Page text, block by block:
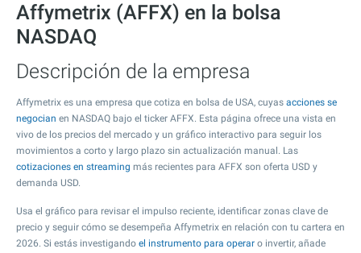
Affymetrix (AFFX) en la bolsa
NASDAQ
Descripción de la empresa
Affymetrix es una empresa que cotiza en bolsa de USA, cuyas acciones se
negocian en NASDAQ bajo el ticker AFFX. Esta página ofrece una vista en
vivo de los precios del mercado y un gráfico interactivo para seguir los
movimientos a corto y largo plazo sin actualización manual. Las
cotizaciones en streaming más recientes para AFFX son oferta USD y
demanda USD.
Usa el gráfico para revisar el impulso reciente, identificar zonas clave de
precio y seguir cómo se desempeña Affymetrix en relación con tu cartera en
2026. Si estás investigando el instrumento para operar o invertir, añade